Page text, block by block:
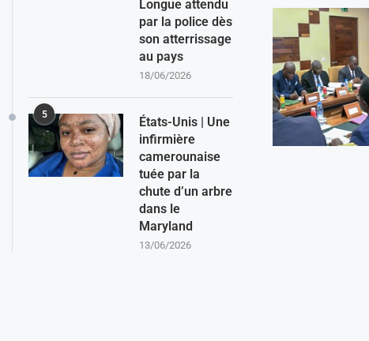
Longue attendu
par la police dès
son atterrissage
au pays
18/06/2026
5
États-Unis | Une
infirmière
camerounaise
tuée par la
chute d’un arbre
dans le
Maryland
13/06/2026